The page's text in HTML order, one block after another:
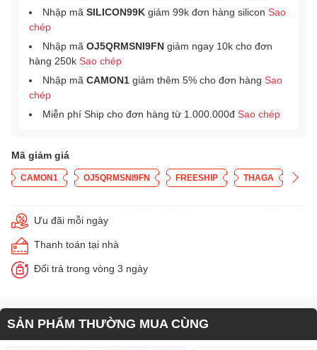
Nhập mã SILICON99K giảm 99k đơn hàng silicon Sao
chép
Nhập mã OJ5QRMSNI9FN giảm ngay 10k cho đơn
hàng 250k Sao chép
Nhập mã CAMON1 giảm thêm 5% cho đơn hàng Sao
chép
Miễn phí Ship cho đơn hàng từ 1.000.000đ Sao chép
Mã giảm giá
CAMON1 OJ5QRMSNI9FN FREESHIP THAGA
Ưu đãi mỗi ngày
Thanh toán tại nhà
Đổi trả trong vòng 3 ngày
SẢN PHẨM THƯỜNG MUA CÙNG